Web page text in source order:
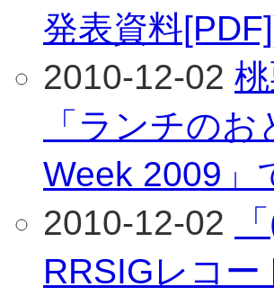
発表資料
2010-12-02
「ランチの
Week 2009」
2010-12-02
RRSIGレコ